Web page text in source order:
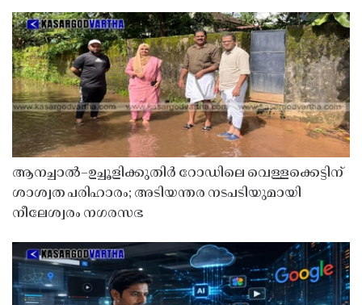
ആനച്ചാൽ–ഉച്ചൂളിക്കുതിർ റോഡിലെ വെള്ളക്കെട്ടിന്
ശാശ്വത പരിഹാരം; അടിയന്തര നടപടിയുമായി
നീലേശ്വരം നഗരസഭ